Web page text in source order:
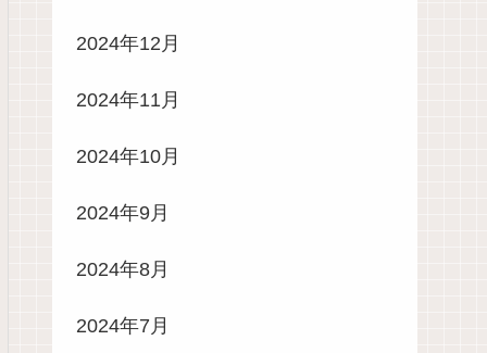
2024年12月
2024年11月
2024年10月
2024年9月
2024年8月
2024年7月